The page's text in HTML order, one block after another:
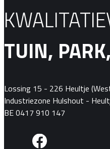
TUIN,
Lossing 15 - 226 Heultje
Industriezone Hulshout -
BE 0417 910 147